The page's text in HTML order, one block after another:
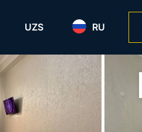
UZS RU